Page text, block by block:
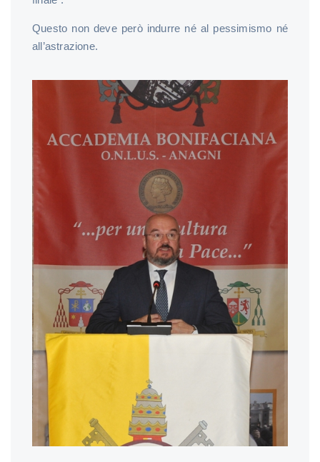
Questo non deve però indurre né al pessimismo né
all’astrazione.